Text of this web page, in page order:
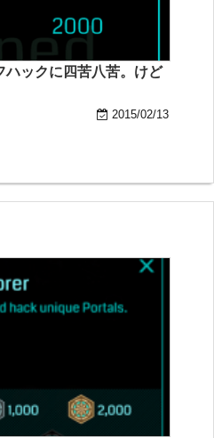
ックに四苦八苦。けど
2015/02/13